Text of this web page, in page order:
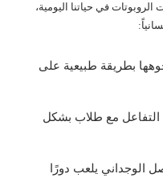
الروبوتات في حياتنا اليومية،
بطريقة طبيعية على
التفاعل مع طلاب بشكل
الوجداني يلعب دورًا